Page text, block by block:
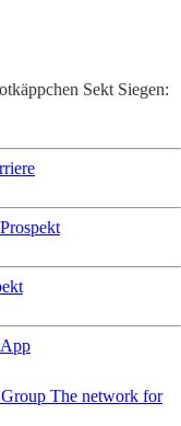
Sekt Siegen:
App
The network for